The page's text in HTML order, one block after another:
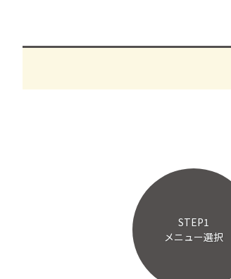
STEP1
メニュー選択